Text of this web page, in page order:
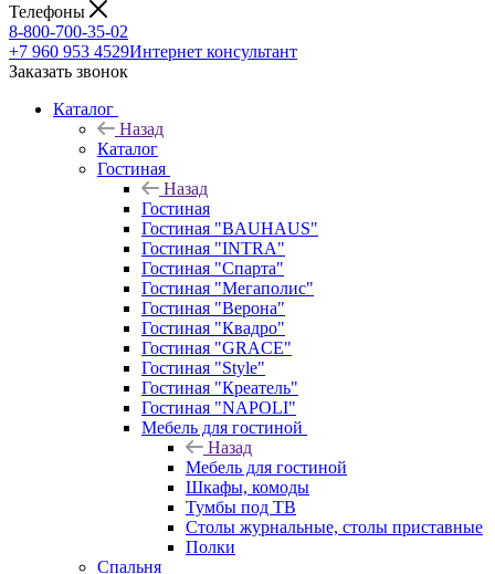
Телефоны
8-800-700-35-02
+7 960 953 4529Интернет консультант
Заказать звонок
Каталог
Назад
Каталог
Гостиная
Назад
Гостиная
Гостиная "BAUHAUS"
Гостиная "INTRA"
Гостиная "Спарта"
Гостиная "Мегаполис"
Гостиная "Верона"
Гостиная "Квадро"
Гостиная "GRACE"
Гостиная "Style"
Гостиная "Креатель"
Гостиная "NAPOLI"
Мебель для гостиной
Назад
Мебель для гостиной
Шкафы, комоды
Тумбы под ТВ
Столы журнальные, столы приставные
Полки
Спальня